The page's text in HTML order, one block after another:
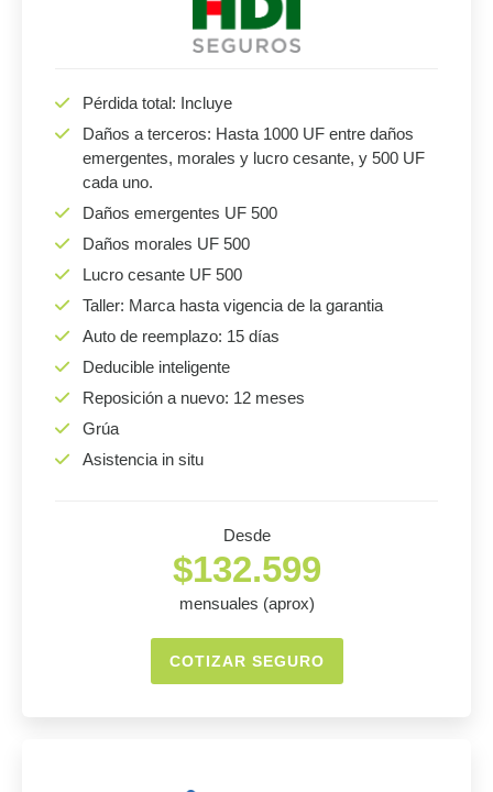
Pérdida total: Incluye
Daños a terceros: Hasta 1000 UF entre daños
emergentes, morales y lucro cesante, y 500 UF
cada uno.
Daños emergentes UF 500
Daños morales UF 500
Lucro cesante UF 500
Taller: Marca hasta vigencia de la garantia
Auto de reemplazo: 15 días
Deducible inteligente
Reposición a nuevo: 12 meses
Grúa
Asistencia in situ
Desde
$132.599
mensuales (aprox)
COTIZAR SEGURO